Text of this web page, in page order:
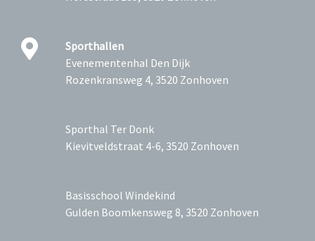
Sporthallen
Evenementenhal Den Dijk
Rozenkransweg 4, 3520 Zonhoven
Sporthal Ter Donk
Kievitveldstraat 4-6, 3520 Zonhoven
Basisschool Windekind
Gulden Boomkensweg 8, 3520 Zonhoven